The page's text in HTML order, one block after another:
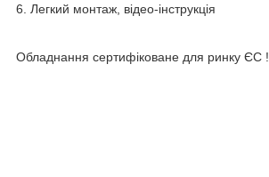
6. Легкий монтаж, відео-інструкція
Обладнання сертифіковане для ринку ЄС !